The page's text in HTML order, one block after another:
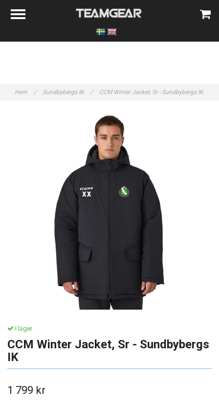
Hem / Sundbybergs IK / CCM Winter Jacket, Sr - Sundbybergs IK
I lager.
CCM Winter Jacket, Sr - Sundbybergs
IK
1 799 kr